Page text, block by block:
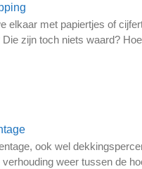
elkaar met papiertjes of
zijn toch niets waard?
ook wel
weer tussen de